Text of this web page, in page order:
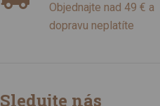
Objednajte nad 49 € a
dopravu neplatíte
Sledujte nás